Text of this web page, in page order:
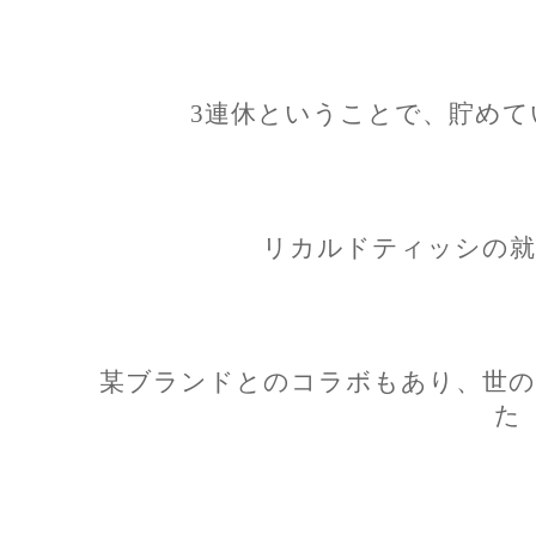
3連休ということで、貯め
リカルドティッシの
某ブランドとのコラボもあり、世
た